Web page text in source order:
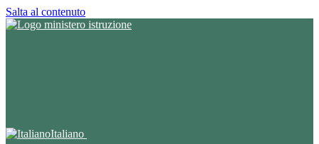
Salta al contenuto
Italiano